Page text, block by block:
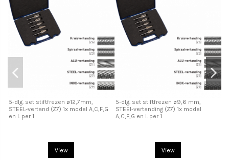
5-dlg. set stiftfrezen ø12,7mm,
STEEL-vertand (Z7) 1x model A,C,F,G
en L per 1
View
5-dlg. set stiftfrezen ø9,6 mm,
STEEl-vertanding (Z7) 1x model
A,C,F,G en L per 1
View